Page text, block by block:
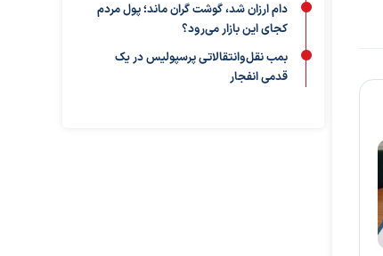
دام ارزان شد، گوشت گران ماند؛ پول مردم
کجای این بازار می‌رود؟
بمب نقل‌وانتقالاتی پرسپولیس در یک
قدمی انفجار